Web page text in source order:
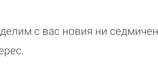
с вас новия ни седмичен